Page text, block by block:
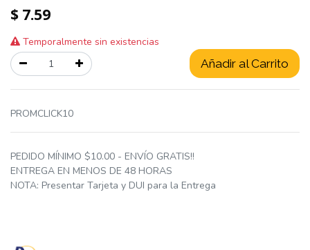
$ 7.59
Temporalmente sin existencias
Añadir al Carrito
PROMCLICK10
PEDIDO MÍNIMO $10.00 - ENVÍO GRATIS!!
ENTREGA EN MENOS DE 48 HORAS
NOTA: Presentar Tarjeta y DUI para la Entrega